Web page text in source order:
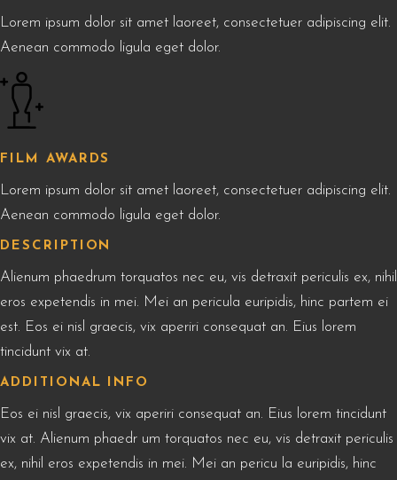
Lorem ipsum dolor sit amet laoreet, consectetuer adipiscing elit.
Aenean commodo ligula eget dolor.
FILM AWARDS
Lorem ipsum dolor sit amet laoreet, consectetuer adipiscing elit.
Aenean commodo ligula eget dolor.
DESCRIPTION
Alienum phaedrum torquatos nec eu, vis detraxit periculis ex, nihil
eros expetendis in mei. Mei an pericula euripidis, hinc partem ei
est. Eos ei nisl graecis, vix aperiri consequat an. Eius lorem
tincidunt vix at.
ADDITIONAL INFO
Eos ei nisl graecis, vix aperiri consequat an. Eius lorem tincidunt
vix at. Alienum phaedr um torquatos nec eu, vis detraxit periculis
ex, nihil eros expetendis in mei. Mei an pericu la euripidis, hinc